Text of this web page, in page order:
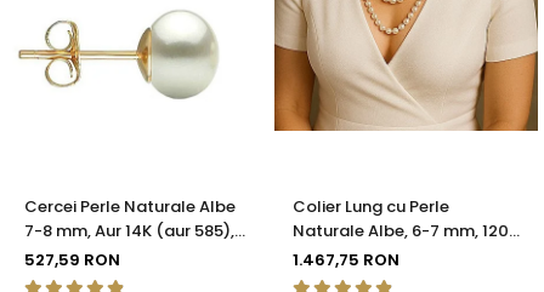
Cercei Perle Naturale Albe
7-8 mm, Aur 14K (aur 585),
Calitatea AAA | KASKADDA®
527,59 RON
Colier Lung cu Perle
Naturale Albe, 6-7 mm, 120
cm, Închizătoare Argint 925
| KASKADDA®
1.467,75 RON